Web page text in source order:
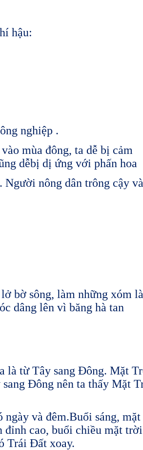
hậu:
nghiệp .
mùa đông, ta dễ bị cảm
dễbị dị ứng với phấn hoa
Người nông dân trông cậy
bờ sông, làm những xóm
dâng lên vì băng hà tan
là từ Tây sang Đông. Mặt
Đông nên ta thấy Mặt
và đêm.Buổi sáng, mặt
cao, buổi chiều mặt trời
Trái Đất xoay.